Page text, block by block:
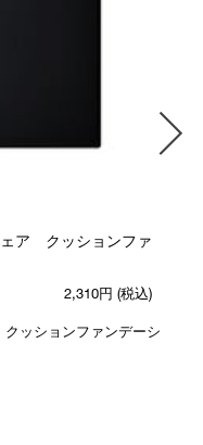
ア クッションファ
2,310円 (税込)
ッションファンデーシ